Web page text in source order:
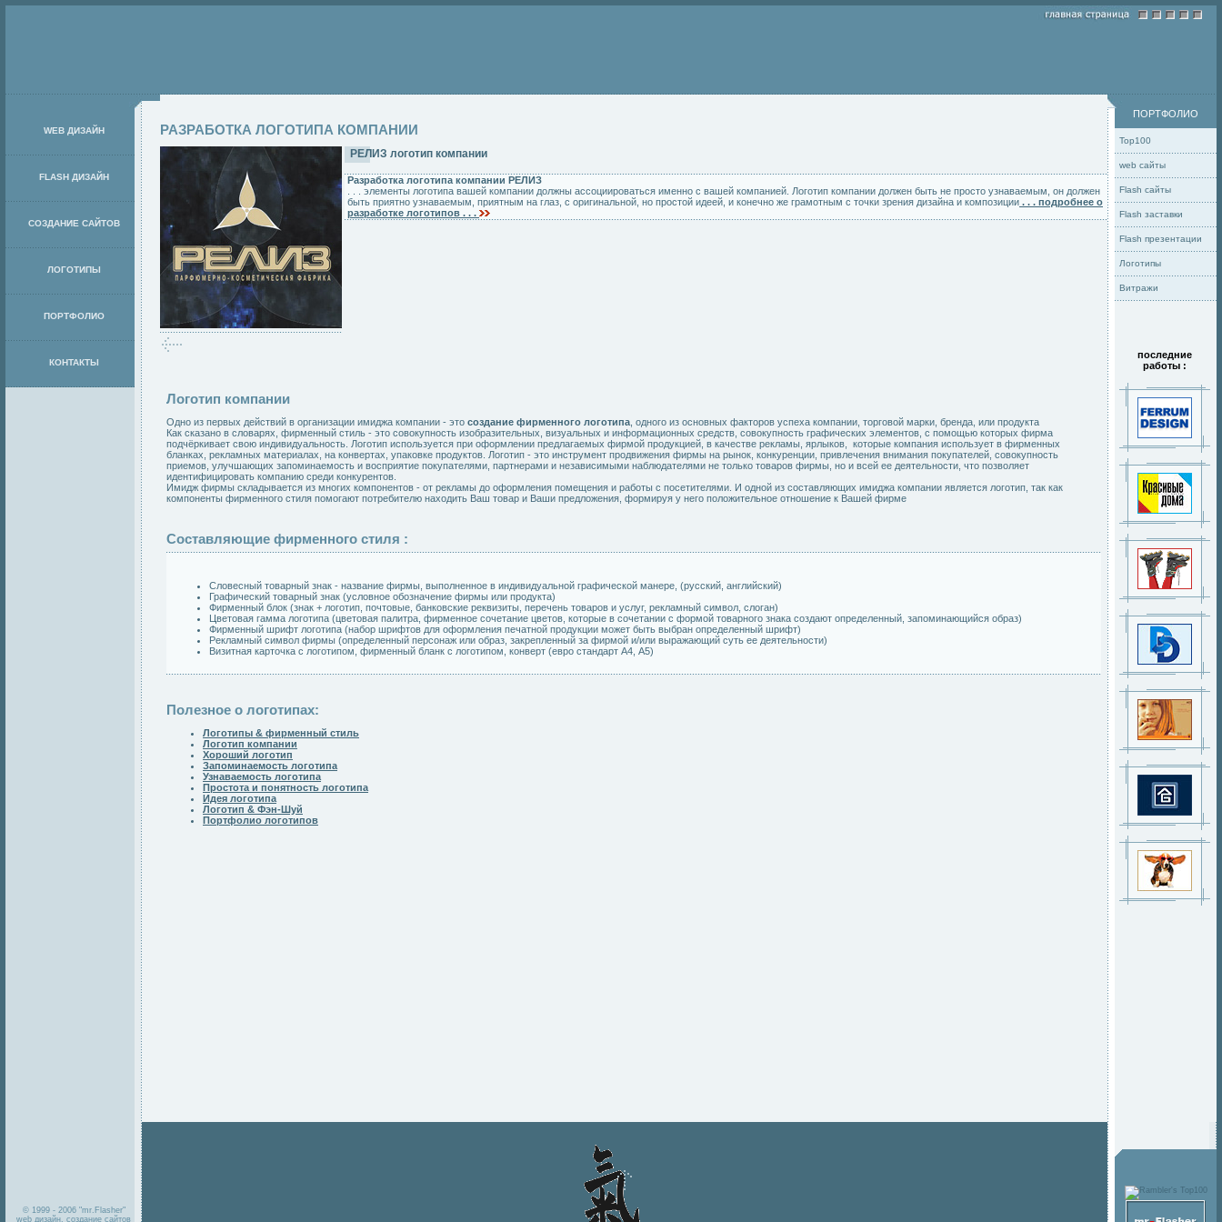
РАЗРАБОТКА ЛОГОТИПА КОМПАНИИ
РЕЛИЗ логотип компании
Разработка логотипа компании РЕЛИЗ
. . . элементы логотипа вашей компании должны ассоциироваться именно с вашей компанией. Логотип компании должен быть не просто узнаваемым, он должен
быть приятно узнаваемым, приятным на глаз, с оригинальной, но простой идеей, и конечно же грамотным с точки зрения дизайна и композиции . . . подробнее о
разработке логотипов . . .
Логотип компании
Одно из первых действий в организации имиджа компании - это создание фирменного логотипа , одного из основных факторов успеха компании, торговой марки, бренда, или продукта
Как сказано в словарях, фирменный стиль - это совокупность изобразительных, визуальных и информационных средств, совокупность графических элементов, с помощью которых фирма
подчёркивает свою индивидуальность. Логотип используется при оформлении предлагаемых фирмой продукцией, в качестве рекламы, ярлыков, которые компания использует в фирменных
бланках, рекламных материалах, на конвертах, упаковке продуктов. Логотип - это инструмент продвижения фирмы на рынок, конкуренции, привлечения внимания покупателей, совокупность
приемов, улучшающих запоминаемость и восприятие покупателями, партнерами и независимыми наблюдателями не только товаров фирмы, но и всей ее деятельности, что позволяет
идентифицировать компанию среди конкурентов.
Имидж фирмы складывается из многих компонентов - от рекламы до оформления помещения и работы с посетителями. И одной из составляющих имиджа компании является логотип, так как
компоненты фирменного стиля помогают потребителю находить Ваш товар и Ваши предложения, формируя у него положительное отношение к Вашей фирме
Составляющие фирменного стиля :
Словесный товарный знак - название фирмы, выполненное в индивидуальной графической манере, (русский, английский)
Графический товарный знак (условное обозначение фирмы или продукта)
Фирменный блок (знак + логотип, почтовые, банковские реквизиты, перечень товаров и услуг, рекламный символ, слоган)
Цветовая гамма логотипа (цветовая палитра, фирменное сочетание цветов, которые в сочетании с формой товарного знака создают определенный, запоминающийся образ)
Фирменный шрифт логотипа (набор шрифтов для оформления печатной продукции может быть выбран определенный шрифт)
Рекламный символ фирмы (определенный персонаж или образ, закрепленный за фирмой и/или выражающий суть ее деятельности)
Визитная карточка с логотипом, фирменный бланк с логотипом, конверт (евро стандарт А4, А5)
Полезное о логотипах:
Логотипы & фирменный стиль
Логотип компании
Хороший логотип
Запоминаемость логотипа
Узнаваемость логотипа
Простота и понятность логотипа
Идея логотипа
Логотип & Фэн-Шуй
Портфолио логотипов
WEB ДИЗАЙН
FLASH ДИЗАЙН
СОЗДАНИЕ САЙТОВ
ЛОГОТИПЫ
ПОРТФОЛИО
КОНТАКТЫ
ПОРТФОЛИО
Top100
web сайты
Flash сайты
Flash заставки
Flash презентации
Логотипы
Витражи
последние
работы :
© 1999 - 2006 "mr.Flasher"
web дизайн, создание сайтов